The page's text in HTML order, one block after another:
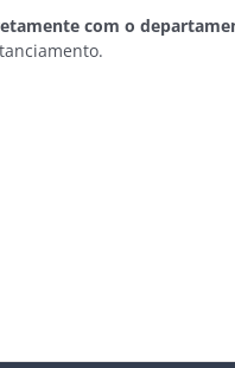
com o